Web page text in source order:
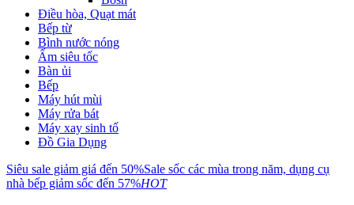
Điều hòa, Quạt mát
Bếp từ
Bình nước nóng
Ấm siêu tốc
Bàn ủi
Bếp
Máy hút mùi
Máy rửa bát
Máy xay sinh tố
Đồ Gia Dụng
Siêu sale giảm giá đến 50%Sale sốc các mùa trong năm, dụng cụ
nhà bếp giảm sốc đến 57%HOT